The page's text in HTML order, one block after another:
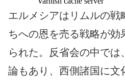
エルメシアはリムルの戦
ちへの恩を売る戦略が効
られた。反省会の中では
論もあり、西側諸国に文